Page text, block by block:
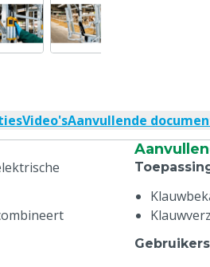
Video'sAanvullende